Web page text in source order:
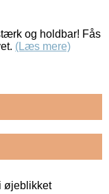
og holdbar! Fås
(Læs mere)
øjeblikket